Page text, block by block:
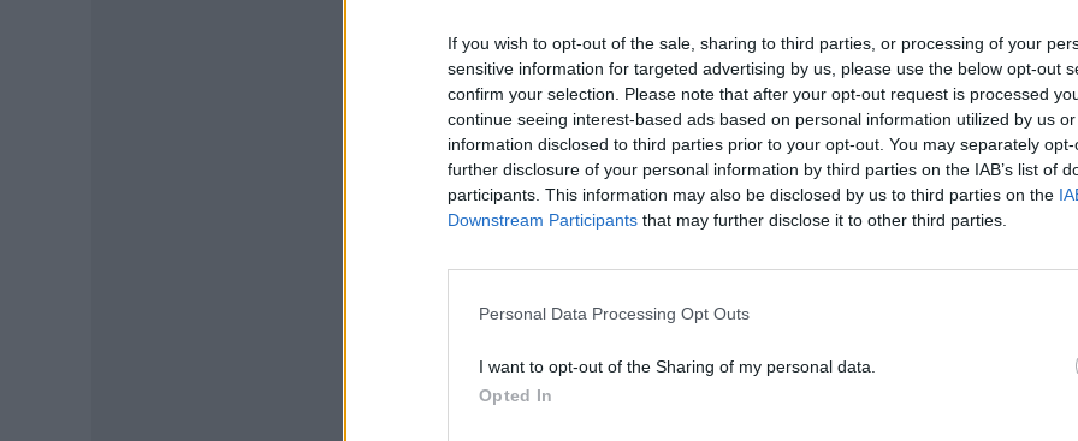
If you wish to opt-out of the sale, sharing to third parties, or processing of your
sensitive information for targeted advertising by us, please use the below opt-out
confirm your selection. Please note that after your opt-out request is processed
continue seeing interest-based ads based on personal information utilized by us
information disclosed to third parties prior to your opt-out. You may separately
further disclosure of your personal information by third parties on the IAB’s list of
participants. This information may also be disclosed by us to third parties on the
Downstream Participants that may further disclose it to other third parties.
Personal Data Processing Opt Outs
I want to opt-out of the Sharing of my personal data.
Opted In
Publicidad